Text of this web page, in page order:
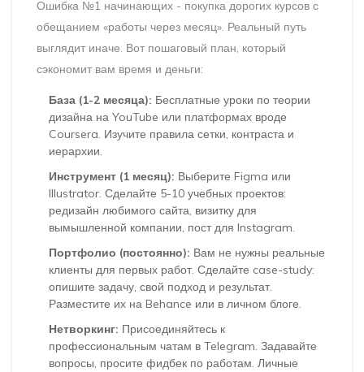
Ошибка №1 начинающих - покупка дорогих курсов с
обещанием «работы через месяц». Реальный путь
выглядит иначе. Вот пошаговый план, который
сэкономит вам время и деньги:
База (1-2 месяца): Бесплатные уроки по теории
дизайна на YouTube или платформах вроде
Coursera. Изучите правила сетки, контраста и
иерархии.
Инструмент (1 месяц): Выберите Figma или
Illustrator. Сделайте 5-10 учебных проектов:
редизайн любимого сайта, визитку для
вымышленной компании, пост для Instagram.
Портфолио (постоянно): Вам не нужны реальные
клиенты для первых работ. Сделайте case-study:
опишите задачу, свой подход и результат.
Разместите их на Behance или в личном блоге.
Нетворкинг: Присоединяйтесь к
профессиональным чатам в Telegram. Задавайте
вопросы, просите фидбек по работам. Личные